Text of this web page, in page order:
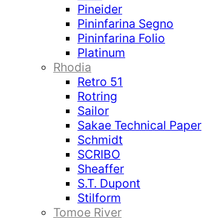
Pineider
Pininfarina Segno
Pininfarina Folio
Platinum
Rhodia
Retro 51
Rotring
Sailor
Sakae Technical Paper
Schmidt
SCRIBO
Sheaffer
S.T. Dupont
Stilform
Tomoe River